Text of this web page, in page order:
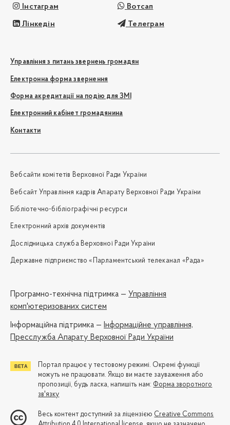
Інстаграм Вотсап
Лінкедін Телеграм
Управління з питань звернень громадян
Електронна форма звернення
Форма акредитації на подію для ЗМІ
Електронний кабінет громадянина
Контакти
Вебсайти комітетів Верховної Ради України
Вебсайт Управління кадрів Апарату Верховної Ради України
Бібліотечно-бібліографічні ресурси
Електронний архів документів
Дослідницька служба Верховної Ради України
Державне підприємство «Парламентський телеканал «Рада»
Програмно-технічна підтримка — Управління
комп'ютеризованих систем
Iнформаційна підтримка — Інформаційне управління,
Пресслужба Апарату Верховної Ради України
Портал працює у тестовому режимі. Окремі функції
можуть не працювати. Якщо ви маєте зауваження або
пропозиції, будь ласка, напишіть нам: Форма зворотного
зв'язку
Весь контент доступний за ліцензією Creative Commons